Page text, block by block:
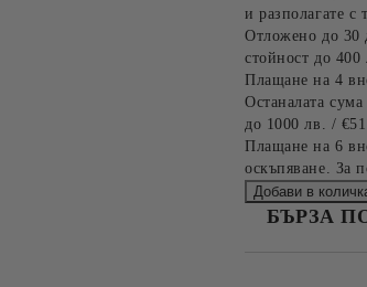
и разполагате с
Отложено до 30
стойност до
Плащане на 4
Останалата
до 1000 лв. /
Плащане на 6
оскъпяване. За
БЪРЗА